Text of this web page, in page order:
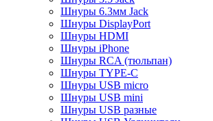
Шнуры 6.3мм Jack
Шнуры DisplayPort
Шнуры HDMI
Шнуры iPhone
Шнуры RCA (тюльпан)
Шнуры TYPE-C
Шнуры USB micro
Шнуры USB mini
Шнуры USB разные